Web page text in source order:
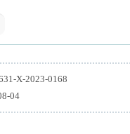
X-2023-0168
04